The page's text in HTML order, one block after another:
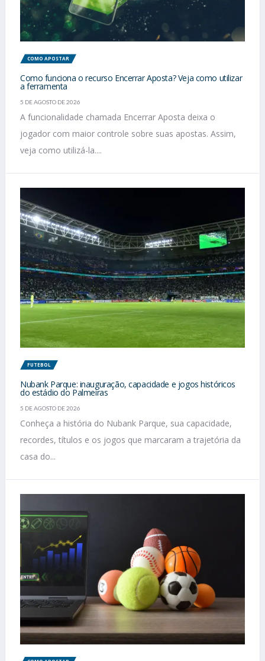
COMO APOSTAR
Como funciona o recurso Encerrar Aposta? Veja como utilizar
a ferramenta
5 DE AGOSTO DE 2026
A funcionalidade chamada Encerrar Aposta deixa o
jogador com maior controle sobre suas apostas. Assim,
veja como utilizá-la....
FUTEBOL
Nubank Parque: inauguração, capacidade e jogos históricos
do estádio do Palmeiras
5 DE AGOSTO DE 2026
Conheça a história do Nubank Parque, sua capacidade,
recordes, títulos e os jogos que marcaram a trajetória da
casa do...